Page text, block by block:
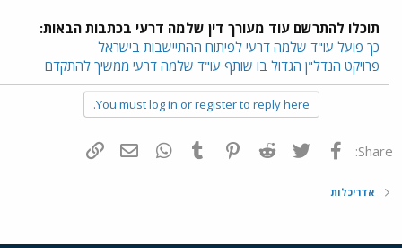
תוכלו להתרשם עוד מעורך דין שלמה דרעי בכתבות הבאות:
כך פועל עו"ד שלמה דרעי לפיתוח ההתיישבות בישראל
פרויקט הנדל"ן הגדול בו שותף עו"ד שלמה דרעי ממשיך להתקדם
You must log in or register to reply here.
Share: פייסבוק Twitter
Reddit
Pinterest
Tumblr
WhatsAppדואר אלקטרוני
אדריכלות